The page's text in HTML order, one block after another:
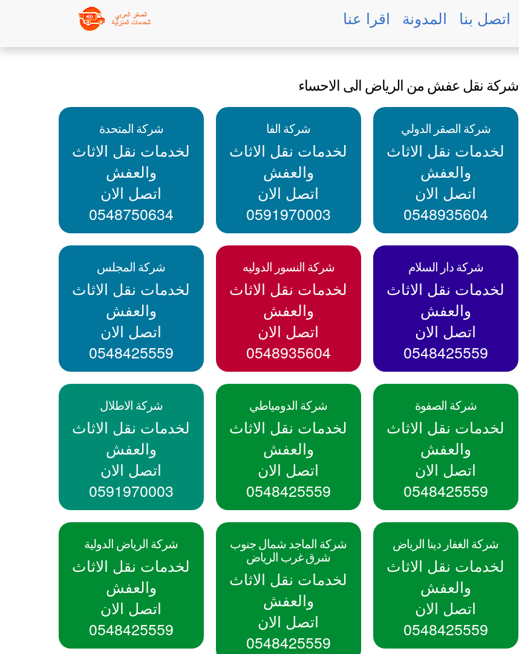
اقرا عنا المدونة اتصل بنا
شركة نقل عفش من الرياض الى الاحساء
شركة المتحدة
لخدمات نقل الاثاث
والعفش
اتصل الان
0548750634
شركة الفا
لخدمات نقل الاثاث
والعفش
اتصل الان
0591970003
شركة الصقر الدولي
لخدمات نقل الاثاث
والعفش
اتصل الان
0548935604
شركة المجلس
لخدمات نقل الاثاث
والعفش
اتصل الان
0548425559
شركة النسور الدوليه
لخدمات نقل الاثاث
والعفش
اتصل الان
0548935604
شركة دار السلام
لخدمات نقل الاثاث
والعفش
اتصل الان
0548425559
شركة الاطلال
لخدمات نقل الاثاث
والعفش
اتصل الان
0591970003
شركة الدومياطي
لخدمات نقل الاثاث
والعفش
اتصل الان
0548425559
شركة الصفوة
لخدمات نقل الاثاث
والعفش
اتصل الان
0548425559
شركة الرياض الدولية
لخدمات نقل الاثاث
والعفش
اتصل الان
0548425559
شركة الماجد شمال جنوب
شرق غرب الرياض
لخدمات نقل الاثاث
والعفش
اتصل الان
0548425559
شركة الغفار دينا الرياض
لخدمات نقل الاثاث
والعفش
اتصل الان
0548425559